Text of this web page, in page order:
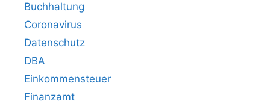
Buchhaltung
Coronavirus
Datenschutz
DBA
Einkommensteuer
Finanzamt